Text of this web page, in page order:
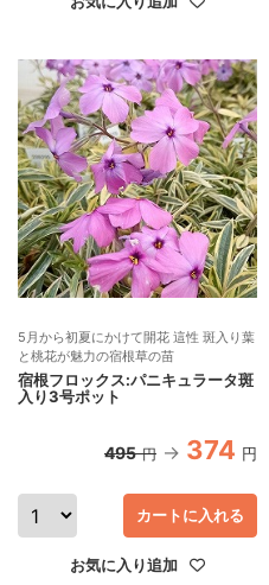
5月から初夏にかけて開花 這性 斑入り葉
と桃花が魅力の宿根草の苗
宿根フロックス:パニキュラータ斑
入り3号ポット
495 円 374 円
カートに入れる
お気に入り追加